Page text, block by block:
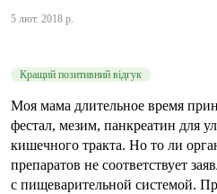
5 лют. 2018 р.
Кращий позитивний відгук
Моя мама длительное время
фестал, мезим, панкреатин для
кишечного тракта. Но то ли
препаратов не соответствует
с пищеварительной системой.